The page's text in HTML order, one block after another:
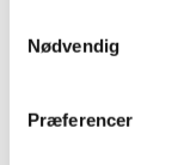
Nødvendig
Præferencer